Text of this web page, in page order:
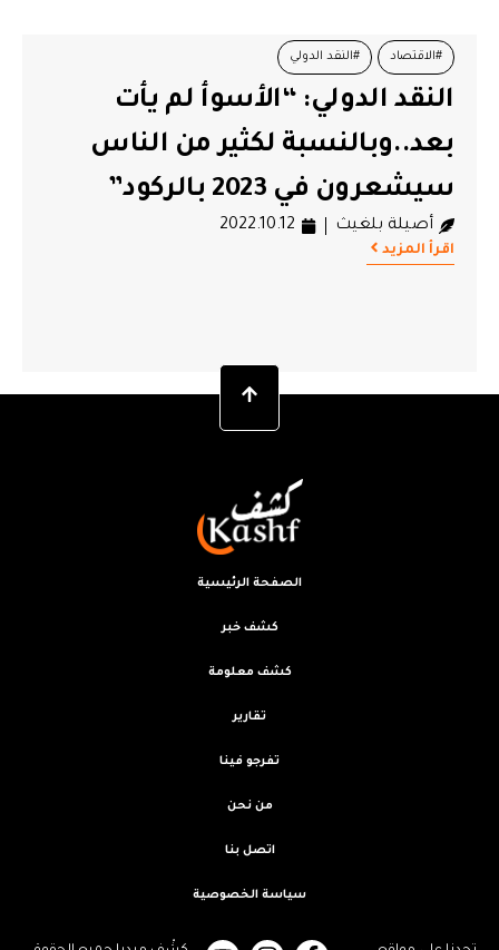
#الاقتصاد #النقد الدولي
النقد الدولي: “الأسوأ لم يأت
بعد..وبالنسبة لكثير من الناس
سيشعرون في 2023 بالركود”
أصيلة بلغيث 2022.10.12
اقرأ المزيد
الصفحة الرئيسية
كشف خبر
كشف معلومة
تقارير
تفرجو فينا
من نحن
اتصل بنا
سياسة الخصوصية